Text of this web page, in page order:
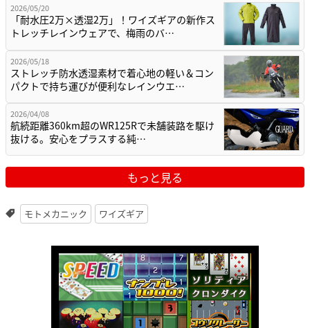
2026/05/20
「耐水圧2万×透湿2万」！ワイズギアの新作ス
トレッチレインウェアで、梅雨のバ…
2026/05/18
ストレッチ防水透湿素材で着心地の軽い＆コン
パクトで持ち運びが便利なレインウエ…
2026/04/08
航続距離360km超のWR125Rで未舗装路を駆け
抜ける。安心をプラスする純…
もっと見る
モトメカニック ワイズギア